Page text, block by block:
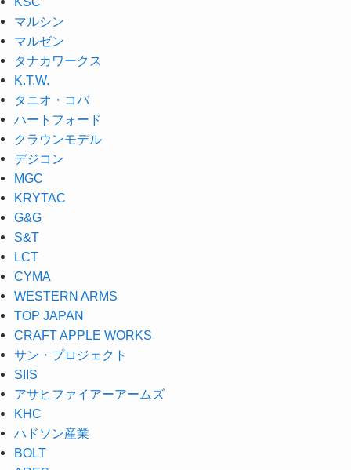
マルシン
マルゼン
タナカワークス
K.T.W.
タニオ・コバ
ハートフォード
クラウンモデル
デジコン
MGC
KRYTAC
G&G
S&T
LCT
CYMA
WESTERN ARMS
TOP JAPAN
CRAFT APPLE WORKS
サン・プロジェクト
SIIS
アサヒファイアーアームズ
KHC
ハドソン産業
BOLT